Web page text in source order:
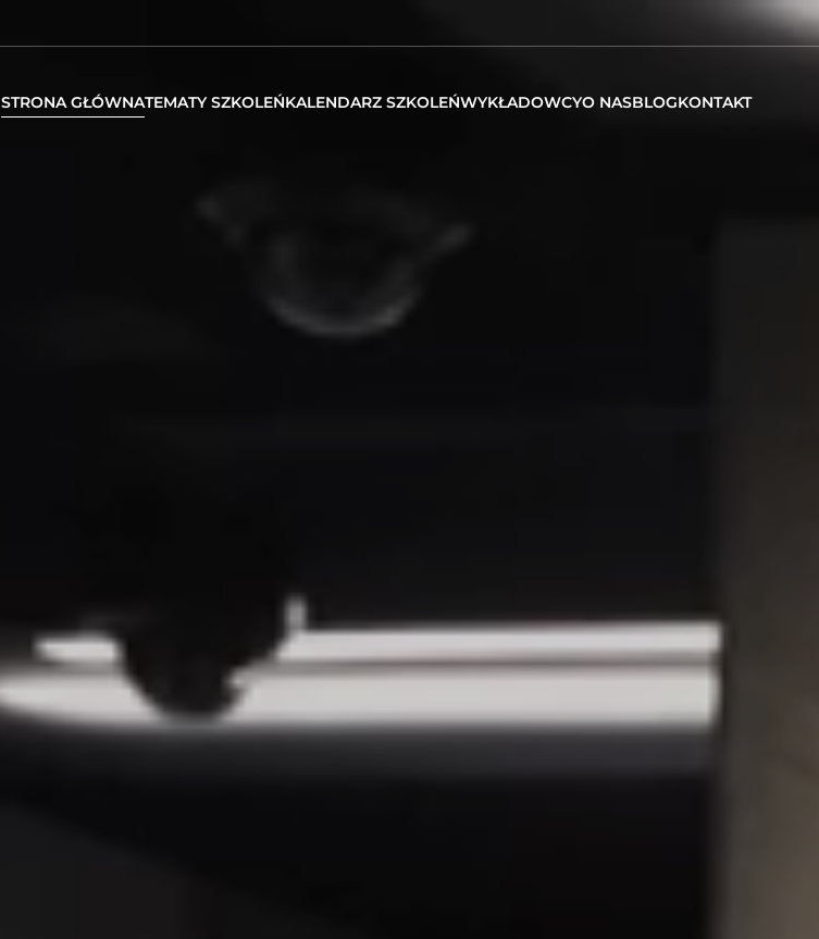
STRONA GŁÓWNATEMATY SZKOLEŃKALENDARZ SZKOLEŃWYKŁADOWCYO NASBLOGKONTAKT